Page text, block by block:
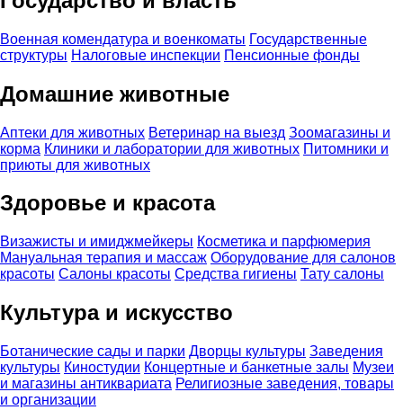
Военная комендатура и военкоматы Государственные
структуры Налоговые инспекции Пенсионные фонды
Домашние животные
Аптеки для животных Ветеринар на выезд Зоомагазины и
корма Клиники и лаборатории для животных Питомники и
приюты для животных
Здоровье и красота
Визажисты и имиджмейкеры Косметика и парфюмерия
Мануальная терапия и массаж Оборудование для салонов
красоты Салоны красоты Средства гигиены Тату салоны
Культура и искусство
Ботанические сады и парки Дворцы культуры Заведения
культуры Киностудии Концертные и банкетные залы Музеи
и магазины антиквариата Религиозные заведения, товары
и организации